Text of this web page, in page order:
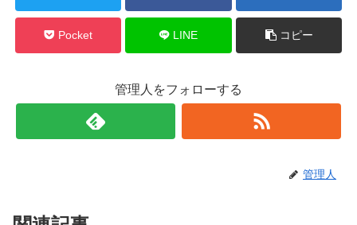
Pocket LINE コピー
管理人をフォローする
管理人